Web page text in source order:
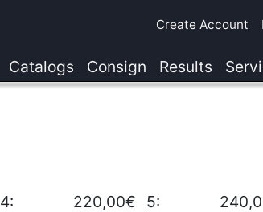
Create Account
Catalogs Consign Results
4: 220,00€ 5: